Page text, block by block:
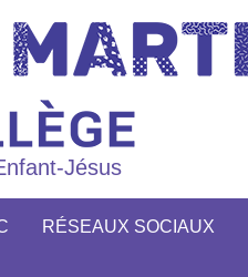
Jésus
RÉSEAUX SOCIAUX